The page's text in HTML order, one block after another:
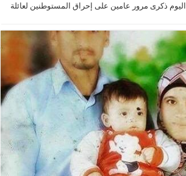
اليوم ذكرى مرور عامين على إحراق المستوطنين لعائلة